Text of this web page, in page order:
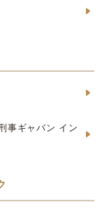
事ギャバン イン